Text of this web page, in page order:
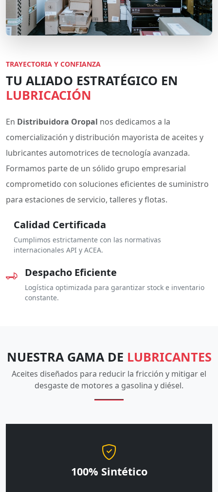
TRAYECTORIA Y CONFIANZA
TU ALIADO ESTRATÉGICO EN
LUBRICACIÓN
En Distribuidora Oropal nos dedicamos a la
comercialización y distribución mayorista de aceites y
lubricantes automotrices de tecnología avanzada.
Formamos parte de un sólido grupo empresarial
comprometido con soluciones eficientes de suministro
para estaciones de servicio, talleres y flotas.
Calidad Certificada
Cumplimos estrictamente con las normativas
internacionales API y ACEA.
Despacho Eficiente
Logística optimizada para garantizar stock e inventario
constante.
NUESTRA GAMA DE LUBRICANTES
Aceites diseñados para reducir la fricción y mitigar el
desgaste de motores a gasolina y diésel.
100% Sintético